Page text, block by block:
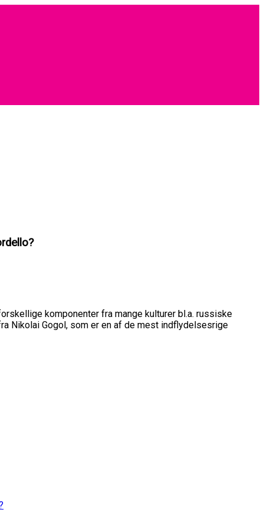
komponenter fra mange kulturer bl.a. russiske
Nikolai Gogol, som er en af de mest indflydelsesrige